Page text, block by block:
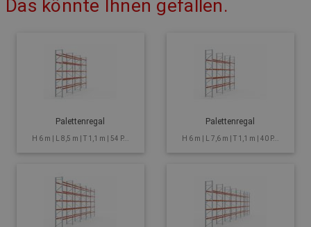
Das könnte Ihnen gefallen.
Palettenregal
H 6 m | L 8,5 m | T 1,1 m | 54 P...
Palettenregal
H 6 m | L 7,6 m | T 1,1 m | 40 P...